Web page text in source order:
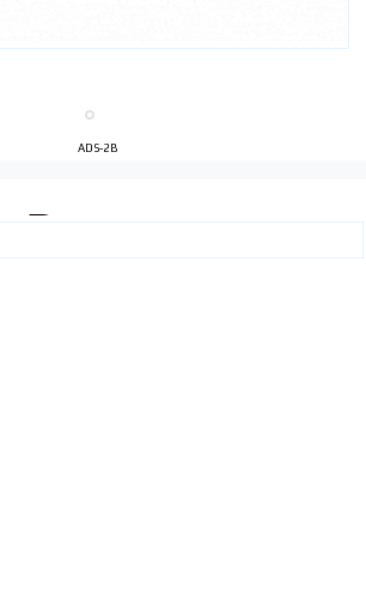
ADS-2B